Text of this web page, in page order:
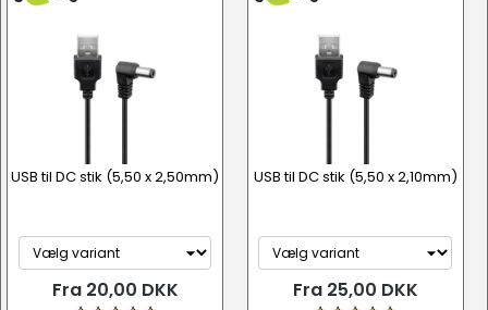
USB til DC stik (5,50 x 2,50mm)
Fra 20,00 DKK
USB til DC stik (5,50 x 2,10mm)
Fra 25,00 DKK